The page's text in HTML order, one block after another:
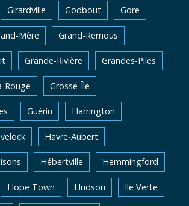
Girardville Godbout Gore
Mère Grand-Remous
Grande-Rivière Grandes-Piles
Rouge Grosse-Île
Guérin Harrington
Havre-Aubert
Hébertville Hemmingford
Hope Town Hudson Ile Verte